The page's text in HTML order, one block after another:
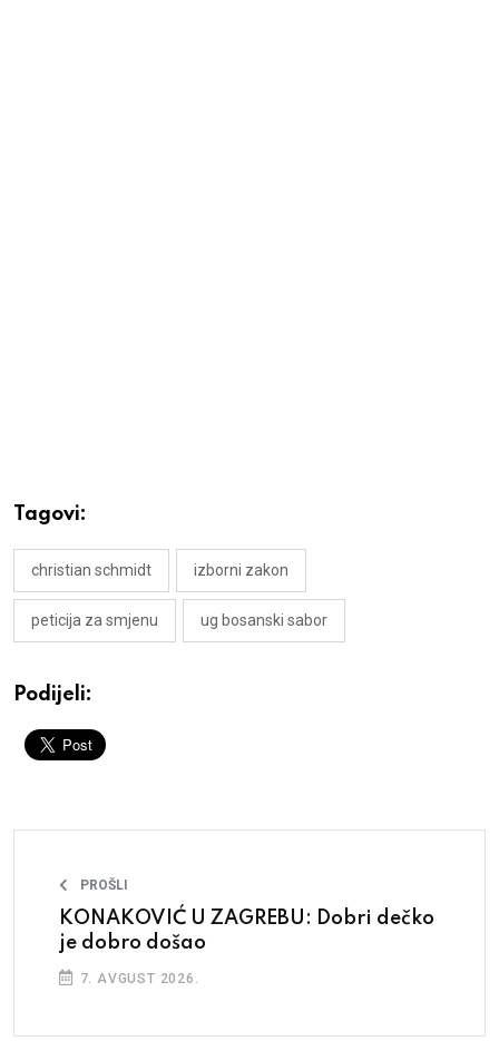
Tagovi:
christian schmidt izborni zakon
peticija za smjenu ug bosanski sabor
Podijeli:
PROŠLI
KONAKOVIĆ U ZAGREBU: Dobri dečko
je dobro došao
7. AVGUST 2026.